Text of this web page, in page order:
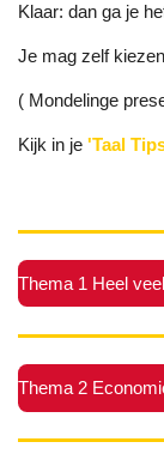
Klaar: dan ga je
Je mag zelf
( Mondelinge
Kijk in je 'Taal
Thema 1 Heel
Thema 2